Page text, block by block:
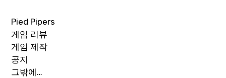
Pied Pipers
게임 리뷰
게임 제작
공지
그밖에…